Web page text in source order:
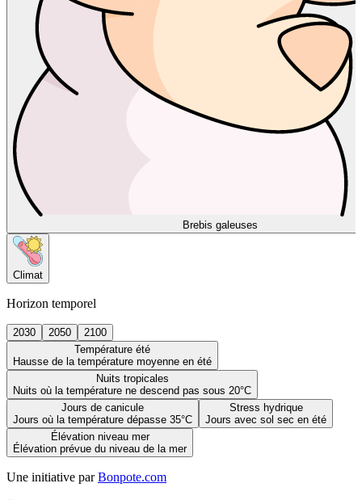
Brebis galeuses
Climat
Horizon temporel
2030 2050
2100
Température été
Hausse de la température moyenne en été
Nuits tropicales
Nuits où la température ne descend pas sous 20°C
Jours de canicule
Jours où la température dépasse 35°C
Stress hydrique
Jours avec sol sec en été
Élévation niveau mer
Élévation prévue du niveau de la mer
Une initiative par Bonpote.com